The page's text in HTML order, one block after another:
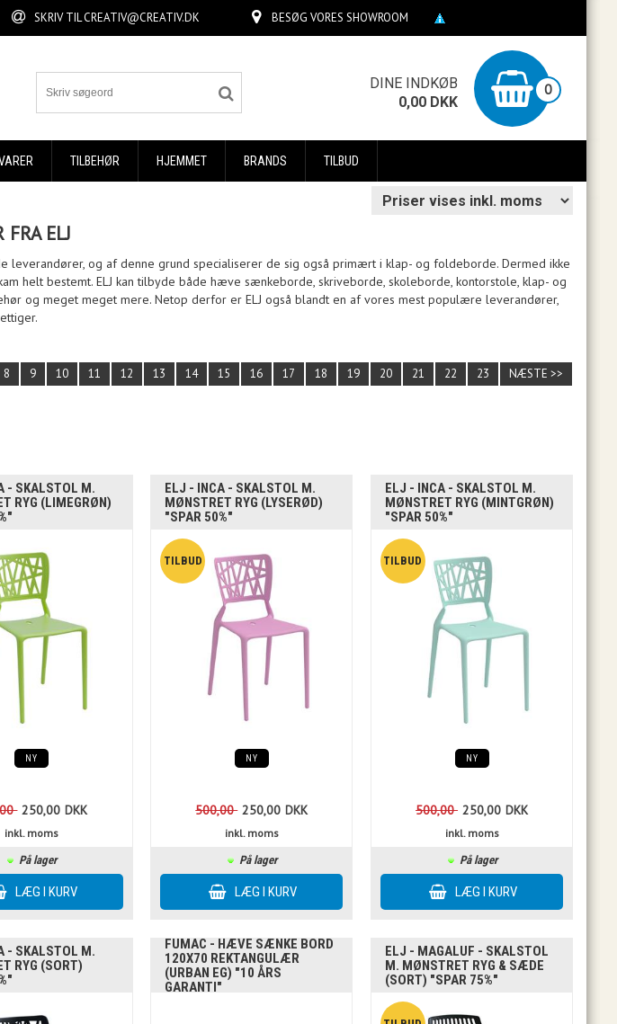
SKRIV TILCREATIV@CREATIV.DK BESØG VORES SHOWROOM
DINE INDKØB 0
0,00 DKK
TILBEHØR HJEMMET BRANDS TILBUD
ELJ
leverandører, og af denne grund specialiserer de sig også primært i klap- og foldeborde. Dermed ikke
helt bestemt. ELJ kan tilbyde både hæve sænkeborde, skriveborde, skoleborde, kontorstole, klap- og
og meget meget mere. Netop derfor er ELJ også blandt en af vores mest populære leverandører,
8 9 10 11 12 13 14 15 16 17 18 19 20 21 22 23 NÆSTE >>
- SKALSTOL M.
RYG (LIMEGRØN)
NY
250,00 DKK
inkl. moms
På lager
ELJ - INCA - SKALSTOL M.
MØNSTRET RYG (LYSERØD)
"SPAR 50%"
NY
500,00 250,00 DKK
inkl. moms
På lager
ELJ - INCA - SKALSTOL M.
MØNSTRET RYG (MINTGRØN)
"SPAR 50%"
NY
500,00 250,00 DKK
inkl. moms
På lager
- SKALSTOL M.
RYG (SORT)
FUMAC - HÆVE SÆNKE BORD
120X70 REKTANGULÆR
(URBAN EG) "10 ÅRS
GARANTI"
ELJ - MAGALUF - SKALSTOL
M. MØNSTRET RYG & SÆDE
(SORT) "SPAR 75%"